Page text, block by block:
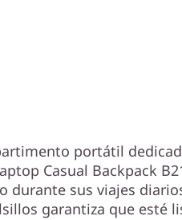
portátil
Casual Backpack
durante sus viajes
garantiza que esté